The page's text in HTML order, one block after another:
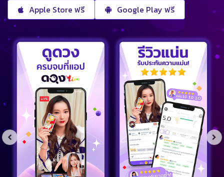
Apple Store ฟรี Google Play ฟรี